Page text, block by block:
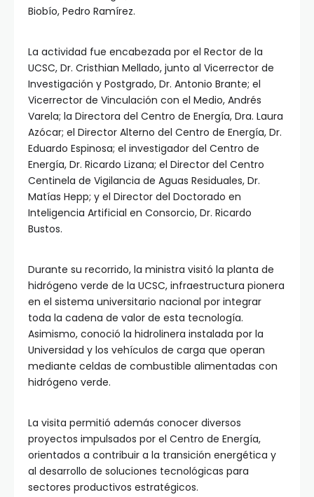
Biobío, Pedro Ramírez.
La actividad fue encabezada por el Rector de la
UCSC, Dr. Cristhian Mellado, junto al Vicerrector de
Investigación y Postgrado, Dr. Antonio Brante; el
Vicerrector de Vinculación con el Medio, Andrés
Varela; la Directora del Centro de Energía, Dra. Laura
Azócar; el Director Alterno del Centro de Energía, Dr.
Eduardo Espinosa; el investigador del Centro de
Energía, Dr. Ricardo Lizana; el Director del Centro
Centinela de Vigilancia de Aguas Residuales, Dr.
Matías Hepp; y el Director del Doctorado en
Inteligencia Artificial en Consorcio, Dr. Ricardo
Bustos.
Durante su recorrido, la ministra visitó la planta de
hidrógeno verde de la UCSC, infraestructura pionera
en el sistema universitario nacional por integrar
toda la cadena de valor de esta tecnología.
Asimismo, conoció la hidrolinera instalada por la
Universidad y los vehículos de carga que operan
mediante celdas de combustible alimentadas con
hidrógeno verde.
La visita permitió además conocer diversos
proyectos impulsados por el Centro de Energía,
orientados a contribuir a la transición energética y
al desarrollo de soluciones tecnológicas para
sectores productivos estratégicos.